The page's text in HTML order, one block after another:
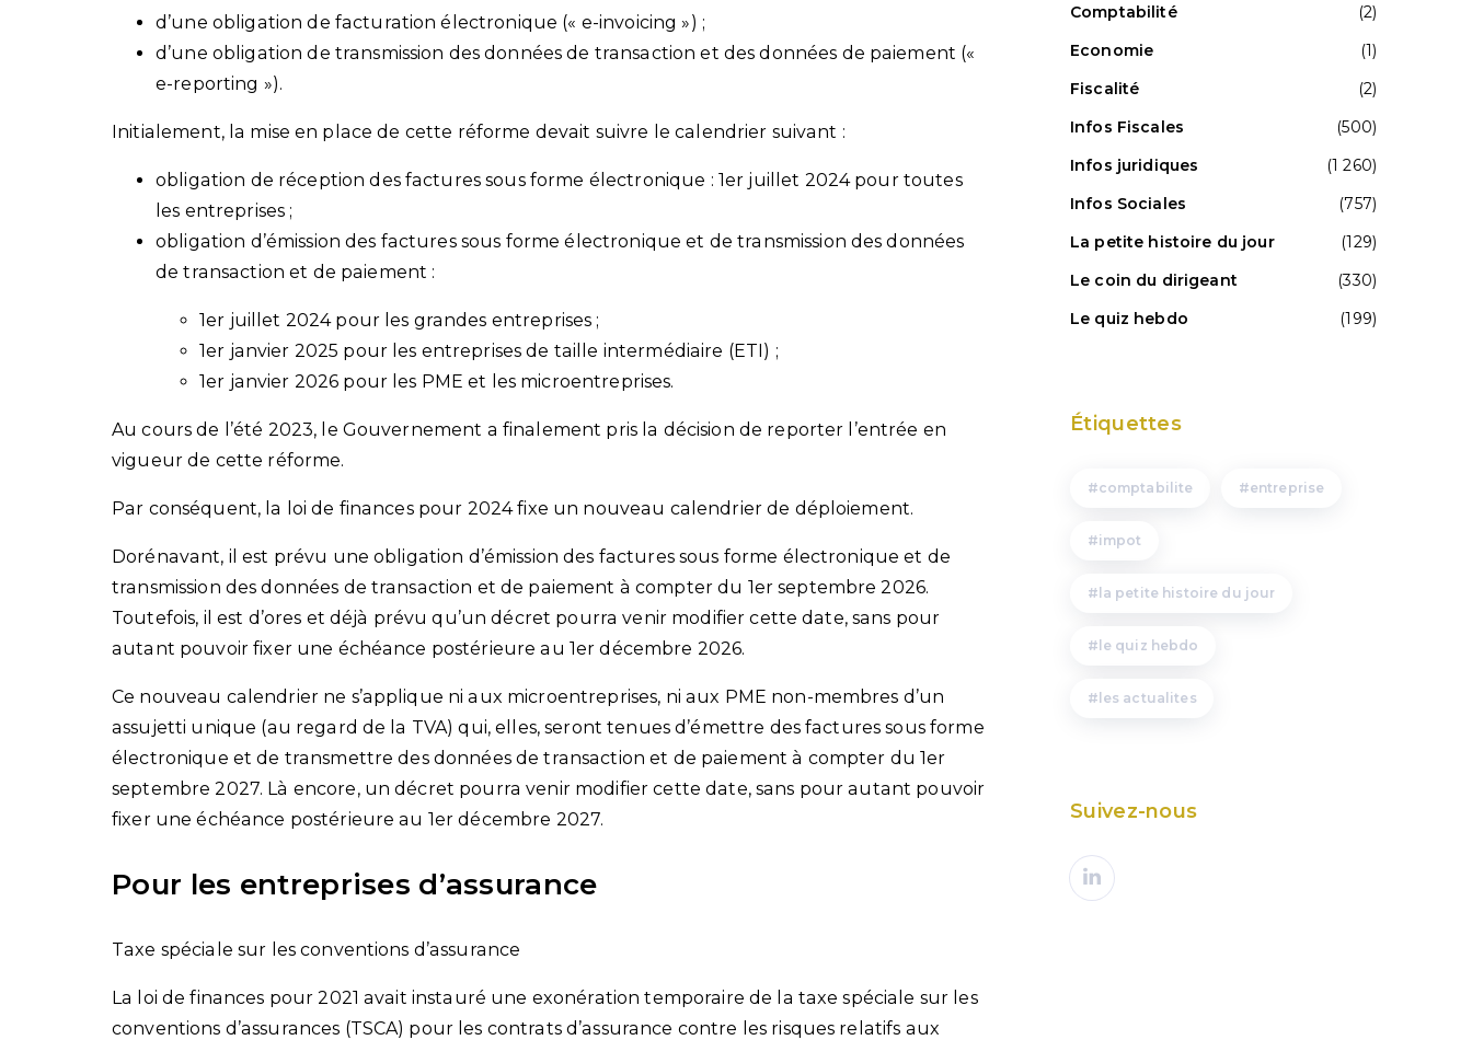
d’une obligation de facturation électronique (« e-invoicing ») ;
d’une obligation de transmission des données de transaction et des données de paiement («
e-reporting »).
Initialement, la mise en place de cette réforme devait suivre le calendrier suivant :
obligation de réception des factures sous forme électronique : 1er juillet 2024 pour toutes
les entreprises ;
obligation d’émission des factures sous forme électronique et de transmission des données
de transaction et de paiement :
1er juillet 2024 pour les grandes entreprises ;
1er janvier 2025 pour les entreprises de taille intermédiaire (ETI) ;
1er janvier 2026 pour les PME et les microentreprises.
Au cours de l’été 2023, le Gouvernement a finalement pris la décision de reporter l’entrée en
vigueur de cette réforme.
Par conséquent, la loi de finances pour 2024 fixe un nouveau calendrier de déploiement.
Dorénavant, il est prévu une obligation d’émission des factures sous forme électronique et de
transmission des données de transaction et de paiement à compter du 1er septembre 2026.
Toutefois, il est d’ores et déjà prévu qu’un décret pourra venir modifier cette date, sans pour
autant pouvoir fixer une échéance postérieure au 1er décembre 2026.
Ce nouveau calendrier ne s’applique ni aux microentreprises, ni aux PME non-membres d’un
assujetti unique (au regard de la TVA) qui, elles, seront tenues d’émettre des factures sous forme
électronique et de transmettre des données de transaction et de paiement à compter du 1er
septembre 2027. Là encore, un décret pourra venir modifier cette date, sans pour autant pouvoir
fixer une échéance postérieure au 1er décembre 2027.
Pour les entreprises d’assurance
Taxe spéciale sur les conventions d’assurance
La loi de finances pour 2021 avait instauré une exonération temporaire de la taxe spéciale sur les
conventions d’assurances (TSCA) pour les contrats d’assurance contre les risques relatifs aux
Comptabilité
(2)
Economie
(1)
Fiscalité
(2)
Infos Fiscales
(500)
Infos juridiques
(1 260)
Infos Sociales
(757)
La petite histoire du jour
(129)
Le coin du dirigeant
(330)
Le quiz hebdo
(199)
Étiquettes
comptabilite entreprise
impot
la petite histoire du jour
le quiz hebdo
les actualites
Suivez-nous